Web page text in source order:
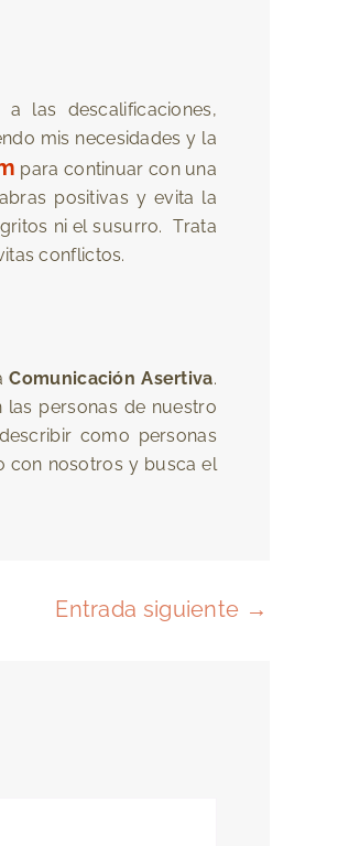
las descalificaciones,
mis necesidades y la
para continuar con una
positivas y evita la
ni el susurro. Trata
conflictos.
Comunicación Asertiva.
personas de nuestro
como personas
con nosotros y busca el
Entrada siguiente →